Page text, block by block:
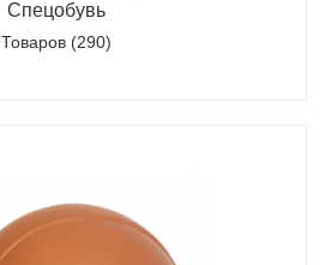
Спецобувь
Товаров (290)